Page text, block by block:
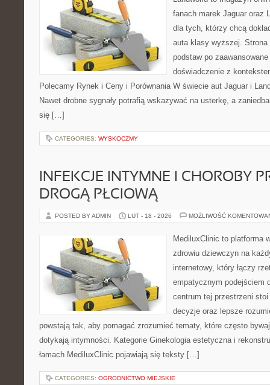
fanach marek Jaguar oraz
dla tych, którzy chcą
auta klasy wyższej.
podstaw po
doświadczenie z
Polecamy Rynek i Ceny i Porównania W świecie aut Jaguar i
Nawet drobne sygnały potrafią wskazywać na usterkę, a
się […]
CATEGORIES: WYSKOCZMY
INFEKCJE INTYMNE I CHOROBY
DROGĄ PŁCIOWĄ
POSTED BY ADMIN LUT - 18 - 2026 MOŻLIWOŚĆ
MediluxClinic to platforma
zdrowiu dziewczyn na
internetowy, który łączy
empatycznym podejściem
centrum tej przestrzeni
decyzje oraz lepsze
powstają tak, aby pomagać zrozumieć tematy, które często
dotykają intymności. Kategorie Ginekologia estetyczna i
łamach MediluxClinic pojawiają się teksty […]
CATEGORIES: OGRODNICTWO MIEJSKIE